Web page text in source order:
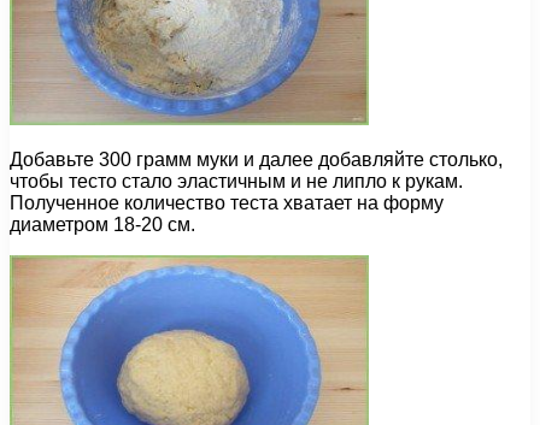
Добавьте 300 грамм муки и далее добавляйте столько,
чтобы тесто стало эластичным и не липло к рукам.
Полученное количество теста хватает на форму
диаметром 18-20 см.